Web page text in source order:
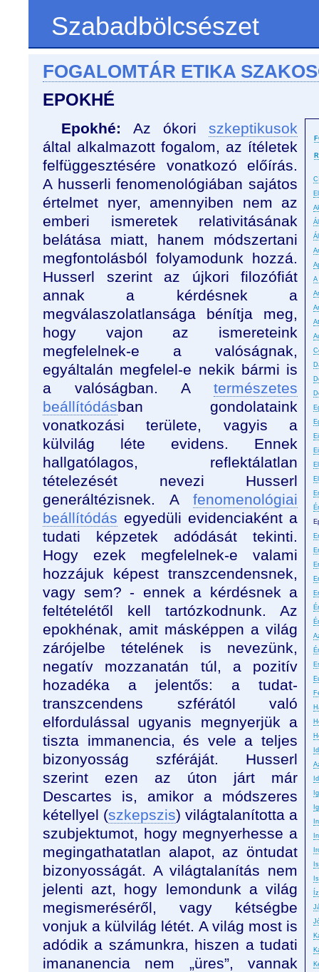
Szabadbölcsészet
FOGALOMTÁR ETIKA
EPOKHÉ
A
Epokhé: Az ókori szkeptikusok
által alkalmazott fogalom, az ítéletek
felfüggesztésére vonatkozó előírás.
A husserli fenomenológiában sajátos
értelmet nyer, amennyiben nem az
emberi ismeretek relativitásának
belátása miatt, hanem módszertani
megfontolásból folyamodunk hozzá.
Husserl szerint az újkori filozófiát
annak a kérdésnek a
megválaszolatlansága bénítja meg,
hogy vajon az ismereteink
megfelelnek-e a valóságnak,
egyáltalán megfelel-e nekik bármi is
a valóságban. A természetes
beállítódásban gondolataink
vonatkozási területe, vagyis a
külvilág léte evidens. Ennek
hallgatólagos, reflektálatlan
tételezését nevezi Husserl
generáltézisnek. A fenomenológiai
beállítódás egyedüli evidenciaként a
tudati képzetek adódását tekinti.
Hogy ezek megfelelnek-e valami
hozzájuk képest transzcendensnek,
vagy sem? - ennek a kérdésnek a
feltételétől kell tartózkodnunk. Az
epokhénak, amit másképpen a világ
zárójelbe tételének is nevezünk,
negatív mozzanatán túl, a pozitív
hozadéka a jelentős: a tudat-
transzcendens szférától való
elfordulással ugyanis megnyerjük a
tiszta immanencia, és vele a teljes
bizonyosság szféráját. Husserl
szerint ezen az úton járt már
Descartes is, amikor a módszeres
kétellyel (szkepszis) világtalanította a
szubjektumot, hogy megnyerhesse a
megingathatatlan alapot, az öntudat
bizonyosságát. A világtalanítás nem
jelenti azt, hogy lemondunk a világ
megismeréséről, vagy kétségbe
vonjuk a külvilág létét. A világ most is
adódik a számunkra, hiszen a tudati
imananencia nem „üres”, vannak